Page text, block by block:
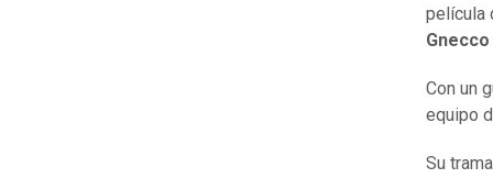
película
Gnecco
Con un
equipo
Su